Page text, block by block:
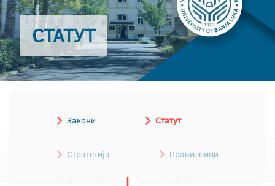
СТАТУТ
Закони Статут
Стратегија Правилници